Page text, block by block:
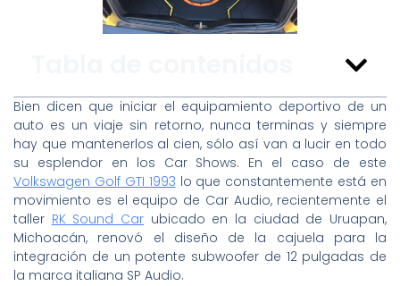
Bien dicen que iniciar el equipamiento deportivo de un
auto es un viaje sin retorno, nunca terminas y siempre
hay que mantenerlos al cien, sólo así van a lucir en todo
su esplendor en los Car Shows. En el caso de este
Volkswagen Golf GTI 1993 lo que constantemente está en
movimiento es el equipo de Car Audio, recientemente el
taller RK Sound Car ubicado en la ciudad de Uruapan,
Michoacán, renovó el diseño de la cajuela para la
integración de un potente subwoofer de 12 pulgadas de
la marca italiana SP Audio.